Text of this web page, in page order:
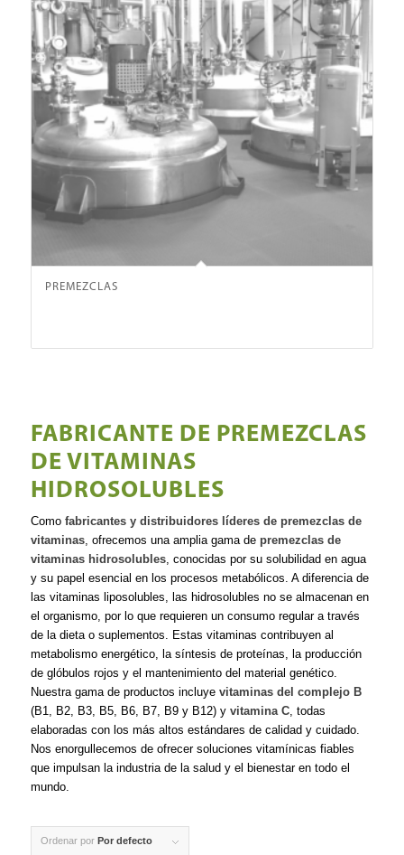
PREMEZCLAS
FABRICANTE DE PREMEZCLAS
DE VITAMINAS
HIDROSOLUBLES
Como fabricantes y distribuidores líderes de premezclas de
vitaminas, ofrecemos una amplia gama de premezclas de
vitaminas hidrosolubles, conocidas por su solubilidad en agua
y su papel esencial en los procesos metabólicos. A diferencia de
las vitaminas liposolubles, las hidrosolubles no se almacenan en
el organismo, por lo que requieren un consumo regular a través
de la dieta o suplementos. Estas vitaminas contribuyen al
metabolismo energético, la síntesis de proteínas, la producción
de glóbulos rojos y el mantenimiento del material genético.
Nuestra gama de productos incluye vitaminas del complejo B
(B1, B2, B3, B5, B6, B7, B9 y B12) y vitamina C, todas
elaboradas con los más altos estándares de calidad y cuidado.
Nos enorgullecemos de ofrecer soluciones vitamínicas fiables
que impulsan la industria de la salud y el bienestar en todo el
mundo.
Ordenar por Por defecto